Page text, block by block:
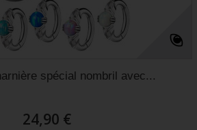
spécial nombril avec...
24,90 €